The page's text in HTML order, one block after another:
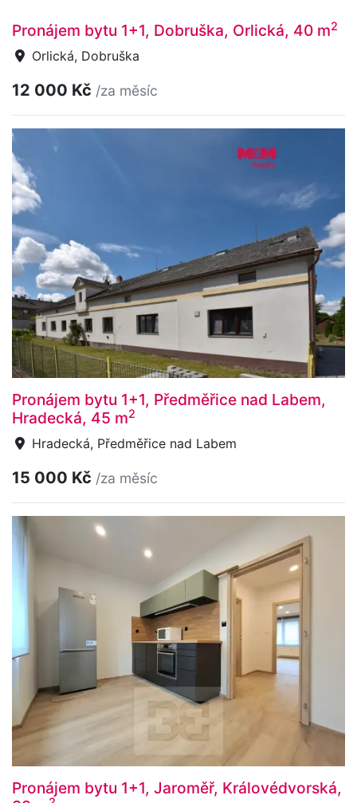
Pronájem bytu 1+1, Dobruška, Orlická, 40 m2
Orlická, Dobruška
12 000 Kč /za měsíc
Pronájem bytu 1+1, Předměřice nad Labem,
Hradecká, 45 m2
Hradecká, Předměřice nad Labem
15 000 Kč /za měsíc
Pronájem bytu 1+1, Jaroměř, Královédvorská,